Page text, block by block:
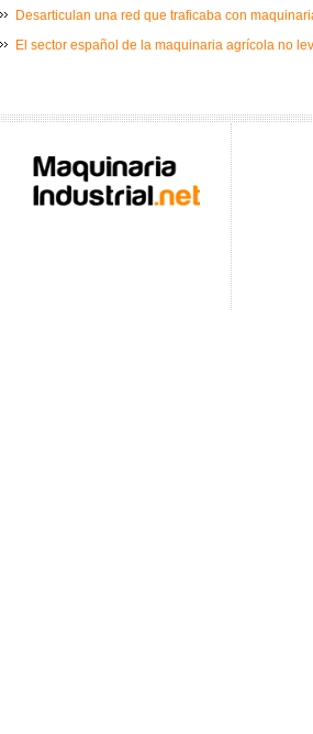
Desarticulan una red que traficaba con
El sector español de la maquinaria agrícola no